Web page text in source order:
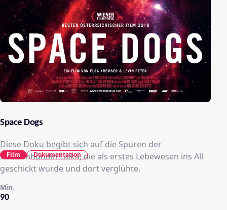
Space Dogs
Diese Doku begibt sich auf die Spuren der
Straßenhündin Laika, die als erstes Lebewesen ins All
geschickt wurde und dort verglühte.
90
Min.
Film Dokumentation